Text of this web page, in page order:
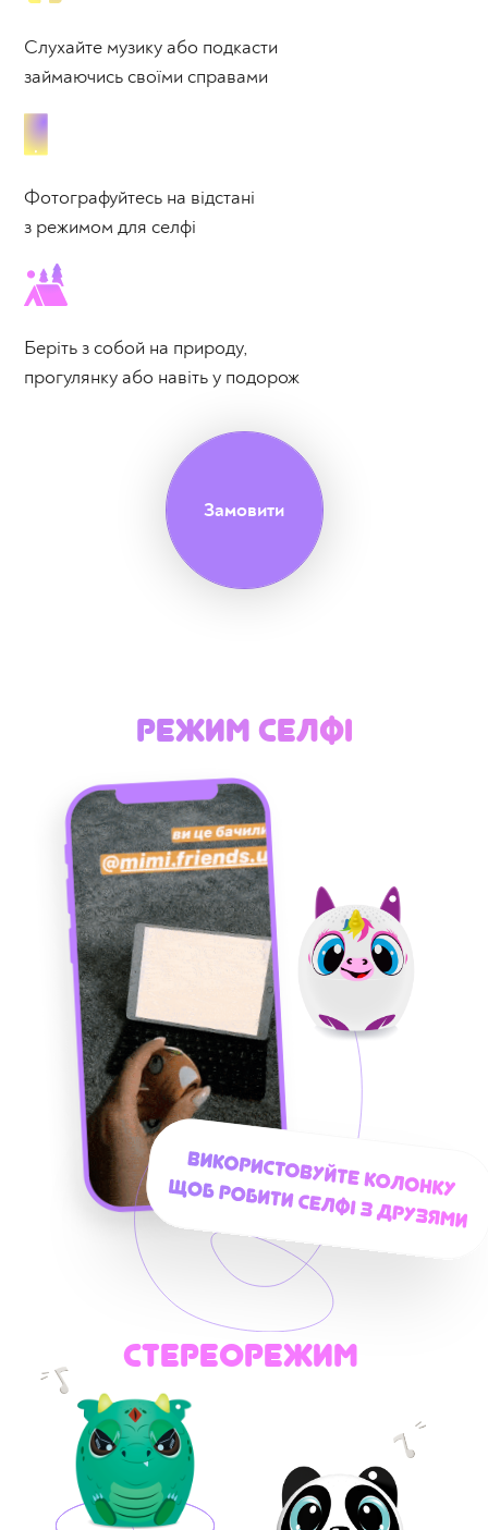
Слухайте музику або подкасти
займаючись своїми справами
Фотографуйтесь на відстані
з режимом для селфі
Беріть з собой на природу,
прогулянку або навіть у подорож
Замовити
Стереорежим
Режим селфі